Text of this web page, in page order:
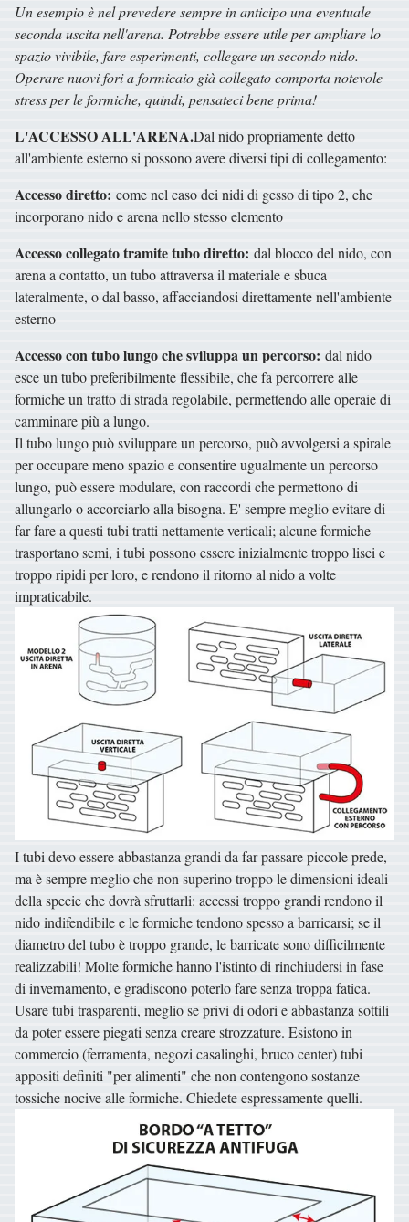
Un esempio è nel prevedere sempre in anticipo una eventuale
seconda uscita nell'arena. Potrebbe essere utile per ampliare lo
spazio vivibile, fare esperimenti, collegare un secondo nido.
Operare nuovi fori a formicaio già collegato comporta notevole
stress per le formiche, quindi, pensateci bene prima!
L'ACCESSO ALL'ARENA.Dal nido propriamente detto
all'ambiente esterno si possono avere diversi tipi di collegamento:
Accesso diretto: come nel caso dei nidi di gesso di tipo 2, che
incorporano nido e arena nello stesso elemento
Accesso collegato tramite tubo diretto: dal blocco del nido, con
arena a contatto, un tubo attraversa il materiale e sbuca
lateralmente, o dal basso, affacciandosi direttamente nell'ambiente
esterno
Accesso con tubo lungo che sviluppa un percorso: dal nido
esce un tubo preferibilmente flessibile, che fa percorrere alle
formiche un tratto di strada regolabile, permettendo alle operaie di
camminare più a lungo.
Il tubo lungo può sviluppare un percorso, può avvolgersi a spirale
per occupare meno spazio e consentire ugualmente un percorso
lungo, può essere modulare, con raccordi che permettono di
allungarlo o accorciarlo alla bisogna. E' sempre meglio evitare di
far fare a questi tubi tratti nettamente verticali; alcune formiche
trasportano semi, i tubi possono essere inizialmente troppo lisci e
troppo ripidi per loro, e rendono il ritorno al nido a volte
impraticabile.
I tubi devo essere abbastanza grandi da far passare piccole prede,
ma è sempre meglio che non superino troppo le dimensioni ideali
della specie che dovrà sfruttarli: accessi troppo grandi rendono il
nido indifendibile e le formiche tendono spesso a barricarsi; se il
diametro del tubo è troppo grande, le barricate sono difficilmente
realizzabili! Molte formiche hanno l'istinto di rinchiudersi in fase
di invernamento, e gradiscono poterlo fare senza troppa fatica.
Usare tubi trasparenti, meglio se privi di odori e abbastanza sottili
da poter essere piegati senza creare strozzature. Esistono in
commercio (ferramenta, negozi casalinghi, bruco center) tubi
appositi definiti "per alimenti" che non contengono sostanze
tossiche nocive alle formiche. Chiedete espressamente quelli.